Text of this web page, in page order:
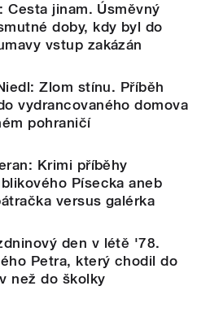
Cesta jinam. Úsměvný
doby, kdy byl do
vstup zakázán
Zlom stínu. Příběh
vydrancovaného domova
pohraničí
Krimi příběhy
Písecka aneb
versus galérka
den v létě '78.
Petra, který chodil do
než do školky